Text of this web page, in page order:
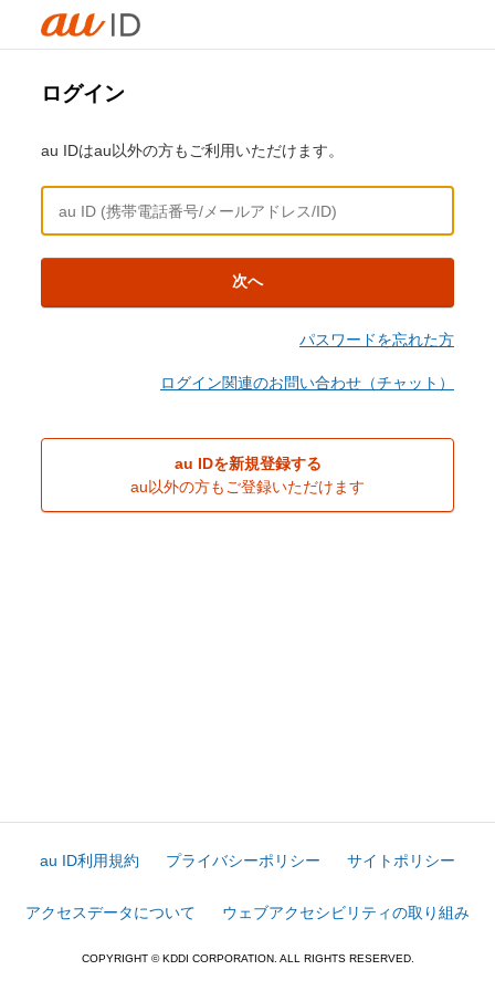
ログイン
au IDはau以外の方もご利用いただけます。
次へ
パスワードを忘れた方
ログイン関連のお問い合わせ（チャット）
au IDを新規登録する
au以外の方もご登録いただけます
au ID利用規約 プライバシーポリシー サイトポリシー
アクセスデータについて ウェブアクセシビリティの取り組み
COPYRIGHT © KDDI CORPORATION. ALL RIGHTS RESERVED.